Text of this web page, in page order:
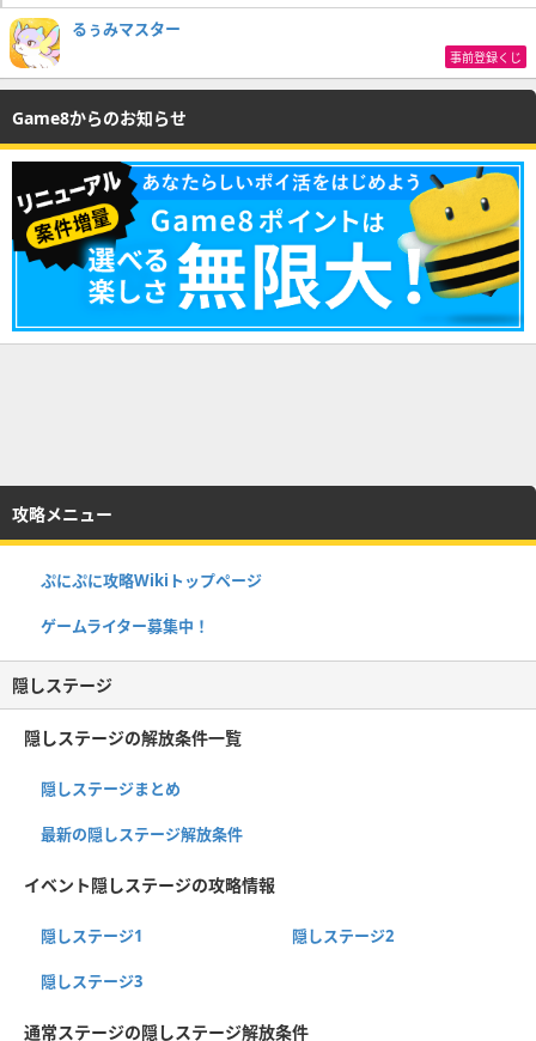
るぅみマスター
事前登録くじ
Game8からのお知らせ
攻略メニュー
ぷにぷに攻略Wikiトップページ
ゲームライター募集中！
隠しステージ
隠しステージの解放条件一覧
隠しステージまとめ
最新の隠しステージ解放条件
イベント隠しステージの攻略情報
隠しステージ1 隠しステージ2
隠しステージ3
通常ステージの隠しステージ解放条件